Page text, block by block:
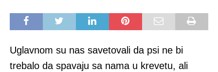
Uglavnom su nas savetovali da psi ne bi
trebalo da spavaju sa nama u krevetu, ali